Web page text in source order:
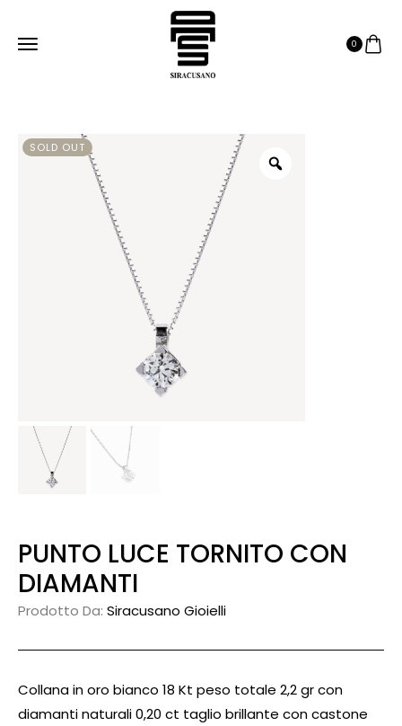
0
SOLD OUT
PUNTO LUCE TORNITO CON
DIAMANTI
Prodotto Da: Siracusano Gioielli
Collana in oro bianco 18 Kt peso totale 2,2 gr con
diamanti naturali 0,20 ct taglio brillante con castone